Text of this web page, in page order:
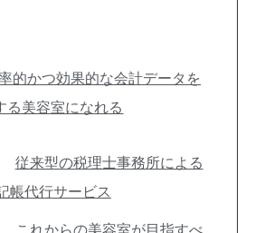
的かつ効果的な会計データを
る美容室になれる
従来型の税理士事務所による
帳代行サービス
これからの美容室が目指すべ